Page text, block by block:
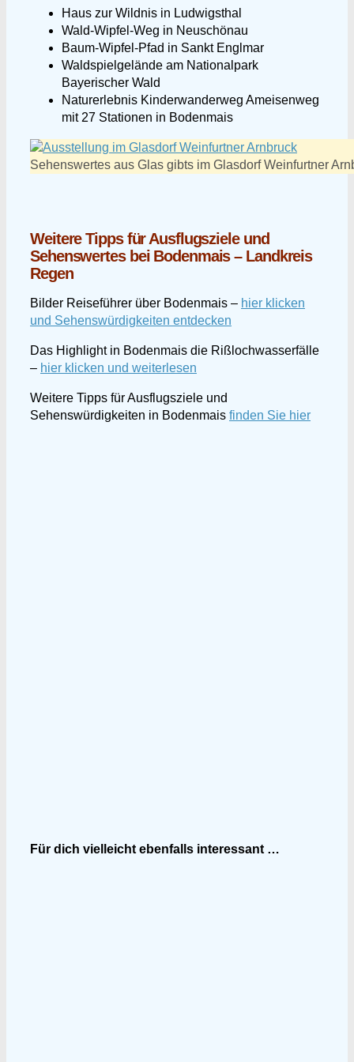
Haus zur Wildnis in Ludwigsthal
Wald-Wipfel-Weg in Neuschönau
Baum-Wipfel-Pfad in Sankt Englmar
Waldspielgelände am Nationalpark
Bayerischer Wald
Naturerlebnis Kinderwanderweg Ameisenweg
mit 27 Stationen in Bodenmais
Sehenswertes aus Glas gibts im Glasdorf Weinfurtner
Weitere Tipps für Ausflugsziele und
Sehenswertes bei Bodenmais – Landkreis
Regen
Bilder Reiseführer über Bodenmais – hier klicken
und Sehenswürdigkeiten entdecken
Das Highlight in Bodenmais die Rißlochwasserfälle
– hier klicken und weiterlesen
Weitere Tipps für Ausflugsziele und
Sehenswürdigkeiten in Bodenmais finden Sie hier
Für dich vielleicht ebenfalls interessant …